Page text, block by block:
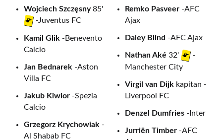
Wojciech Szczęsny85'
-Juventus FC
Kamil Glik -Benevento
Calcio
Jan Bednarek -Aston
Villa FC
Jakub Kiwior -Spezia
Calcio
Grzegorz Krychowiak -
Al Shabab FC
Remko Pasveer -AFC
Ajax
Daley Blind -AFC Ajax
Nathan Aké 32'
-
Manchester City
Virgil van Dijk kapitan -
Liverpool FC
Denzel Dumfries -Inter
Jurriën Timber -AFC